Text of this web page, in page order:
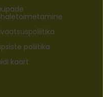
poliitika
kaart